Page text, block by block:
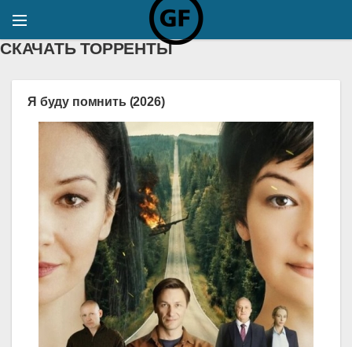
СКАЧАТЬ ТОРРЕНТЫ
Я буду помнить (2026)